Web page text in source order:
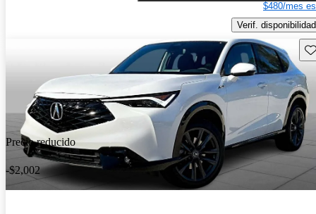
$480/mes
Verif. disponibilidad
Precio reducido
-$2,002